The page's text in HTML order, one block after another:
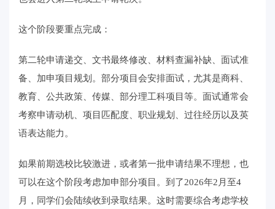
这个阶段要重点完成：
第二轮申请递交、文书最终修改、材料查漏补缺、面试准
备、加申项目规划。部分项目会安排面试，尤其是商科、
教育、公共政策、传媒、部分理工科项目等。面试通常会
考察申请动机、项目匹配度、职业规划、过往经历以及英
语表达能力。
如果前期选校比较激进，或者第一批申请结果不理想，也
可以在这个阶段考虑加申部分项目。到了2026年2月至4
月，同学们会陆续收到录取结果。这时需要综合考虑学校